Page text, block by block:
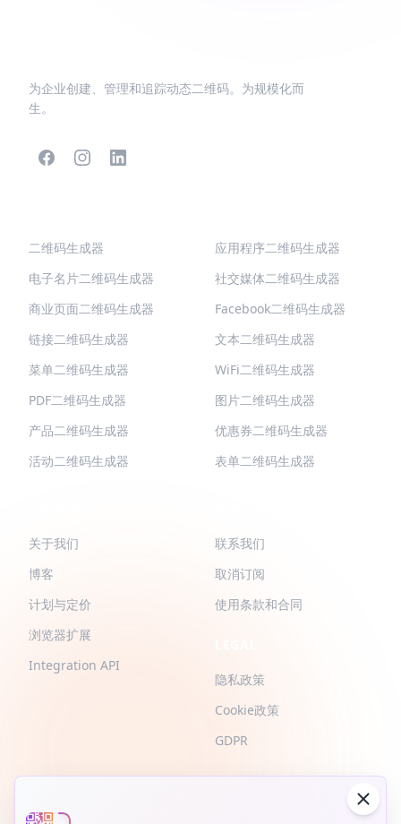
为企业创建、管理和追踪动态二维码。为规模化而
生。
二维码生成器
电子名片二维码生成器
商业页面二维码生成器
链接二维码生成器
菜单二维码生成器
PDF二维码生成器
产品二维码生成器
活动二维码生成器
应用程序二维码生成器
社交媒体二维码生成器
Facebook二维码生成器
文本二维码生成器
WiFi二维码生成器
图片二维码生成器
优惠券二维码生成器
表单二维码生成器
关于我们
博客
计划与定价
浏览器扩展
Integration API
联系我们
取消订阅
使用条款和合同
隐私政策
Cookie政策
GDPR